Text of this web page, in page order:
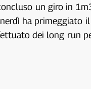
un giro in
ha primeggiato
dei long run